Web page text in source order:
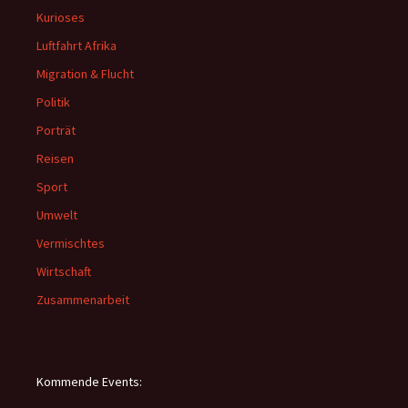
Kurioses
Luftfahrt Afrika
Migration & Flucht
Politik
Porträt
Reisen
Sport
Umwelt
Vermischtes
Wirtschaft
Zusammenarbeit
Kommende Events: